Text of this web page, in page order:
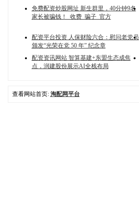
免费配资炒股网址 新生群里，40分钟9名
家长被骗钱！_收费_骗子_官方
配资平台投资 人保财险六合：慰问老党员
颁发“光荣在党 50 年” 纪念章
配资资讯网站 智算基建+东盟生态成焦
点，润建股份展示AI全栈布局
查看网站首页: 淘配网平台